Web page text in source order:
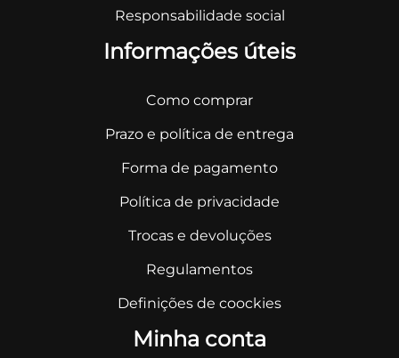
Responsabilidade social
Informações úteis
Como comprar
Prazo e política de entrega
Forma de pagamento
Política de privacidade
Trocas e devoluções
Regulamentos
Definições de coockies
Minha conta